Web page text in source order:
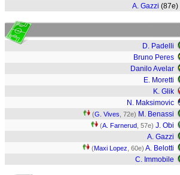
A. Gazzi (87e)
D. Padelli
Bruno Peres
Danilo Avelar
E. Moretti
K. Glik
N. Maksimovic
(G. Vives , 72e) M. Benassi
(A. Farnerud , 57e) J. Obi
A. Gazzi
(Maxi Lopez , 60e) A. Belotti
C. Immobile